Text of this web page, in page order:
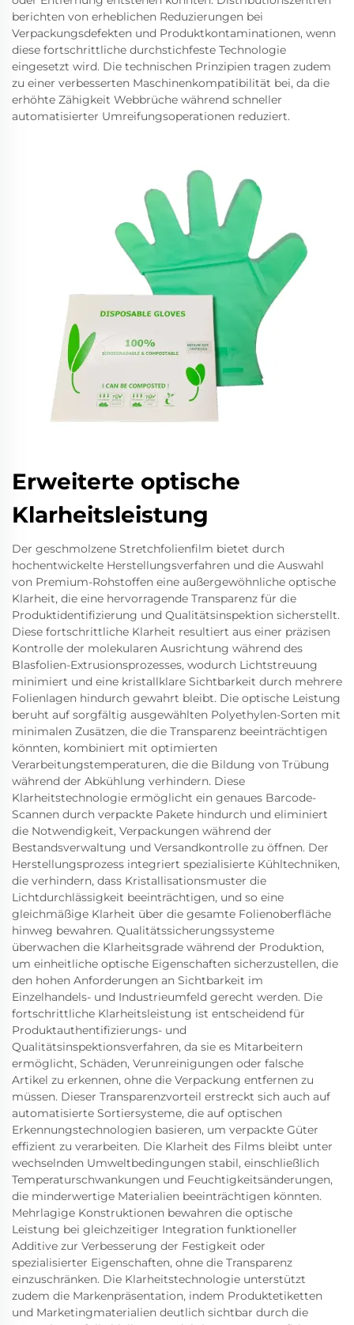
berichten von erheblichen Reduzierungen bei
Verpackungsdefekten und Produktkontaminationen, wenn
diese fortschrittliche durchstichfeste Technologie
eingesetzt wird. Die technischen Prinzipien tragen zudem
zu einer verbesserten Maschinenkompatibilität bei, da die
erhöhte Zähigkeit Webbrüche während schneller
automatisierter Umreifungsoperationen reduziert.
Erweiterte optische
Klarheitsleistung
Der geschmolzene Stretchfolienfilm bietet durch
hochentwickelte Herstellungsverfahren und die Auswahl
von Premium-Rohstoffen eine außergewöhnliche optische
Klarheit, die eine hervorragende Transparenz für die
Produktidentifizierung und Qualitätsinspektion sicherstellt.
Diese fortschrittliche Klarheit resultiert aus einer präzisen
Kontrolle der molekularen Ausrichtung während des
Blasfolien-Extrusionsprozesses, wodurch Lichtstreuung
minimiert und eine kristallklare Sichtbarkeit durch mehrere
Folienlagen hindurch gewahrt bleibt. Die optische Leistung
beruht auf sorgfältig ausgewählten Polyethylen-Sorten mit
minimalen Zusätzen, die die Transparenz beeinträchtigen
könnten, kombiniert mit optimierten
Verarbeitungstemperaturen, die die Bildung von Trübung
während der Abkühlung verhindern. Diese
Klarheitstechnologie ermöglicht ein genaues Barcode-
Scannen durch verpackte Pakete hindurch und eliminiert
die Notwendigkeit, Verpackungen während der
Bestandsverwaltung und Versandkontrolle zu öffnen. Der
Herstellungsprozess integriert spezialisierte Kühltechniken,
die verhindern, dass Kristallisationsmuster die
Lichtdurchlässigkeit beeinträchtigen, und so eine
gleichmäßige Klarheit über die gesamte Folienoberfläche
hinweg bewahren. Qualitätssicherungssysteme
überwachen die Klarheitsgrade während der Produktion,
um einheitliche optische Eigenschaften sicherzustellen, die
den hohen Anforderungen an Sichtbarkeit im
Einzelhandels- und Industrieumfeld gerecht werden. Die
fortschrittliche Klarheitsleistung ist entscheidend für
Produktauthentifizierungs- und
Qualitätsinspektionsverfahren, da sie es Mitarbeitern
ermöglicht, Schäden, Verunreinigungen oder falsche
Artikel zu erkennen, ohne die Verpackung entfernen zu
müssen. Dieser Transparenzvorteil erstreckt sich auch auf
automatisierte Sortiersysteme, die auf optischen
Erkennungstechnologien basieren, um verpackte Güter
effizient zu verarbeiten. Die Klarheit des Films bleibt unter
wechselnden Umweltbedingungen stabil, einschließlich
Temperaturschwankungen und Feuchtigkeitsänderungen,
die minderwertige Materialien beeinträchtigen könnten.
Mehrlagige Konstruktionen bewahren die optische
Leistung bei gleichzeitiger Integration funktioneller
Additive zur Verbesserung der Festigkeit oder
spezialisierter Eigenschaften, ohne die Transparenz
einzuschränken. Die Klarheitstechnologie unterstützt
zudem die Markenpräsentation, indem Produktetiketten
und Marketingmaterialien deutlich sichtbar durch die